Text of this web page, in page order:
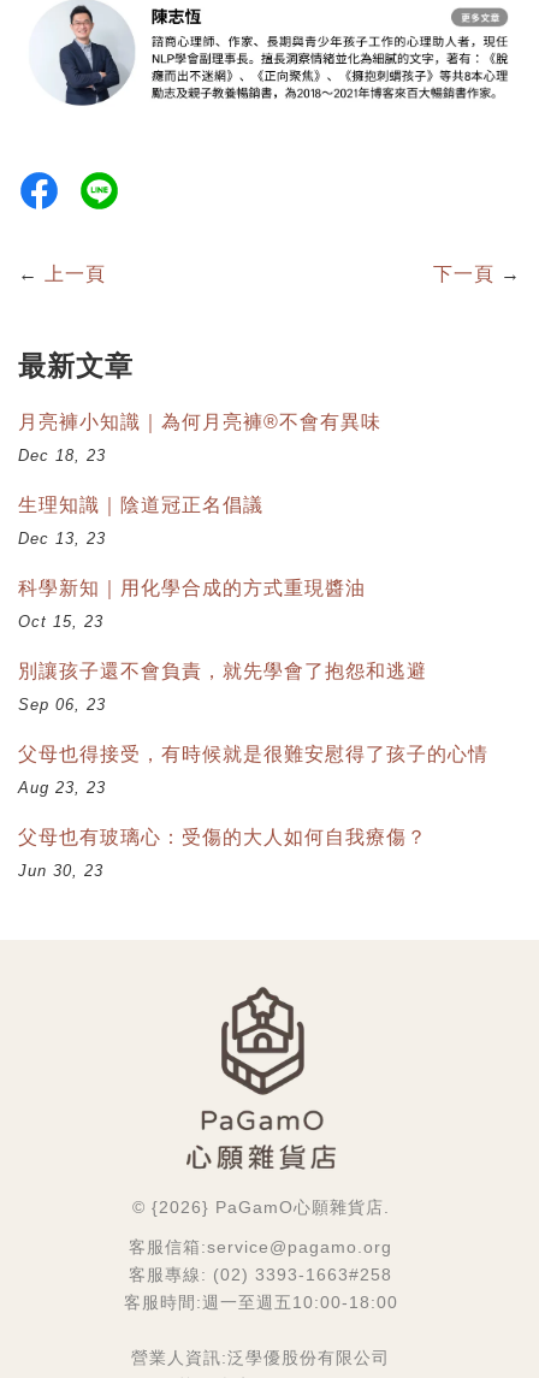
← 上一頁 下一頁 →
最新文章
月亮褲小知識｜為何月亮褲®不會有異味
Dec 18, 23
生理知識｜陰道冠正名倡議
Dec 13, 23
科學新知｜用化學合成的方式重現醬油
Oct 15, 23
別讓孩子還不會負責，就先學會了抱怨和逃避
Sep 06, 23
父母也得接受，有時候就是很難安慰得了孩子的心情
Aug 23, 23
父母也有玻璃心：受傷的大人如何自我療傷？
Jun 30, 23
© {2026} PaGamO心願雜貨店.
客服信箱:service@pagamo.org
客服專線: (02) 3393-1663#258
客服時間:週一至週五10:00-18:00
營業人資訊:泛學優股份有限公司